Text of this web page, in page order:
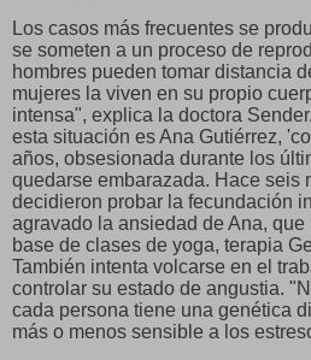
Los casos más frecuentes se
se someten a un proceso de
hombres pueden tomar distancia
mujeres la viven en su propio
intensa", explica la doctora
esta situación es Ana Gutiérrez,
años, obsesionada durante los
quedarse embarazada. Hace seis
decidieron probar la fecundación
agravado la ansiedad de Ana,
base de clases de yoga, terapia
También intenta volcarse en el
controlar su estado de angustia.
cada persona tiene una genética
más o menos sensible a los